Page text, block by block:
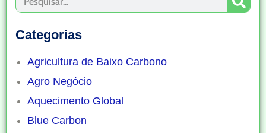
Categorias
Agricultura de Baixo Carbono
Agro Negócio
Aquecimento Global
Blue Carbon